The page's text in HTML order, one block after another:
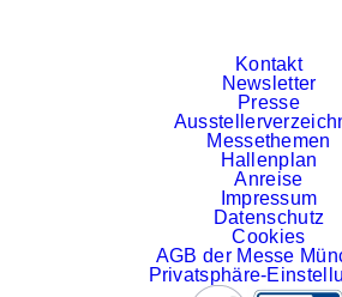
Kontakt
Newsletter
Presse
Messethemen
Hallenplan
Anreise
Impressum
Datenschutz
Cookies
AGB der Messe
Privatsphäre-